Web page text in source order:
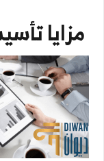
مزايا